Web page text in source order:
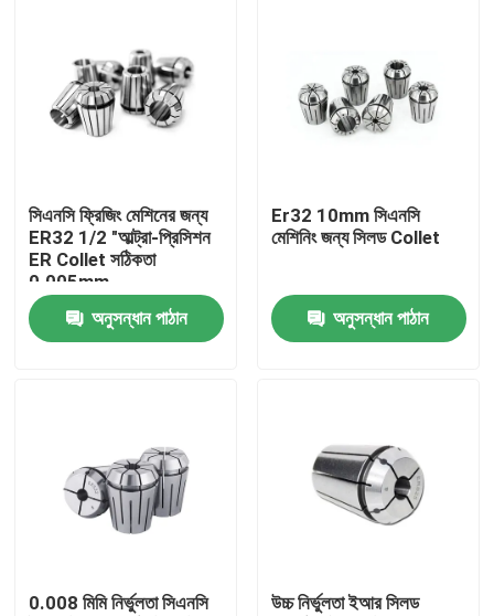
ভিডিও
কারখানা ভ্রমণ
মান নিয়ন্ত্রণ
উদ্ধৃতির জন্য আবেদন
বিটি টুল হোল্ডার
এসকে টুল হোল্ডার
সিএনসি ফ্রিজিং মেশিনের জন্য
ER32 1/2 "আল্ট্রা-প্রিসিশন
ER Collet সঠিকতা
0.005mm
অনুসন্ধান পাঠান
Er32 10mm সিএনসি
মেশিনিং জন্য সিলড Collet
অনুসন্ধান পাঠান
0.008 মিমি নির্ভুলতা সিএনসি
উচ্চ নির্ভুলতা ইআর সিলড